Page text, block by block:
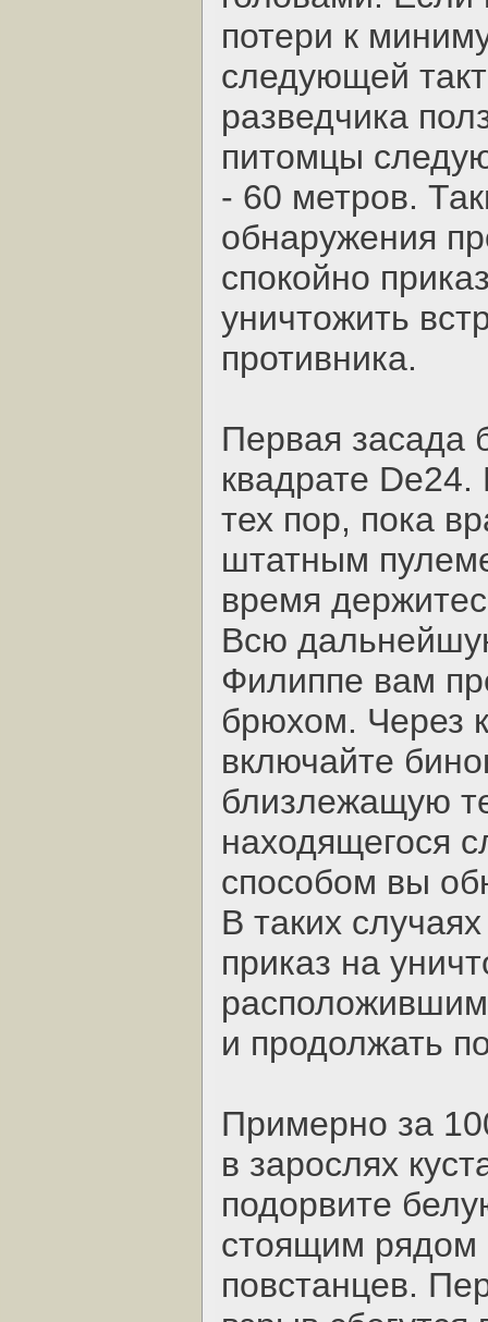
потери к
следующей
разведчика
питомцы
- 60 метров.
обнаружения
спокойно
уничтожить
противника.
Первая засада
квадрате
тех пор, пока
штатным
время
Всю
Филиппе вам
брюхом. Через
включайте
близлежащую
находящегося
способом вы
В таких
приказ на
и продолжать
Примерно за
в зарослях
подорвите
стоящим рядом
повстанцев.